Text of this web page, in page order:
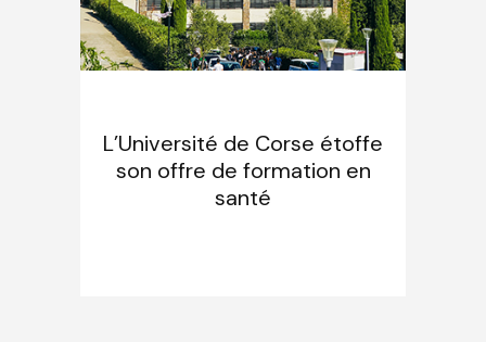
L’Université de Corse étoffe
son offre de formation en
santé